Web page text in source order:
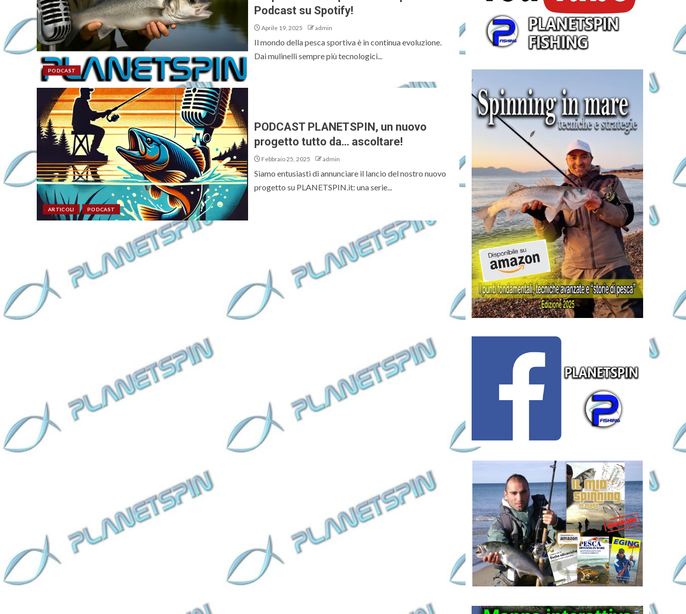
PODCAST
Podcast su Spotify!
Aprile 19, 2025 admin
Il mondo della pesca sportiva è in continua evoluzione.
Dai mulinelli sempre più tecnologici...
ARTICOLI PODCAST
PODCAST PLANETSPIN, un nuovo
progetto tutto da… ascoltare!
Febbraio 25, 2025 admin
​Siamo entusiasti di annunciare il lancio del nostro nuovo
progetto su PLANETSPIN.it: una serie...